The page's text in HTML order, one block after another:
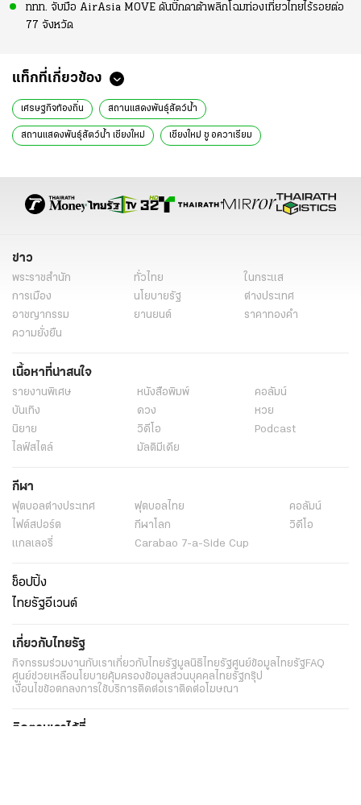
ททท. จับมือ AirAsia MOVE ดันบิ๊กดาต้าพลิกโฉมท่องเที่ยวไทยไร้รอยต่อ
77 จังหวัด
แท็กที่เกี่ยวข้อง
เศรษฐกิจท้องถิ่น สถานแสดงพันธุ์สัตว์น้ำ
สถานแสดงพันธุ์สัตว์น้ำ เชียงใหม่ เชียงใหม่ ซู อควาเรียม
เชียงใหม่ ข่าวทั่วไป
ข่าว
พระราชสำนัก ทั่วไทย
ในกระแส
การเมือง
นโยบายรัฐ
ต่างประเทศ
อาชญากรรม
ยานยนต์
ราคาทองคำ
ความยั่งยืน
เนื้อหาที่น่าสนใจ
รายงานพิเศษ หนังสือพิมพ์
คอลัมน์
บันเทิง
ดวง
หวย
นิยาย
วิดีโอ
Podcast
ไลฟ์สไตล์
มัลติมีเดีย
กีฬา
ฟุตบอลต่่างประเทศ ฟุตบอลไทย
คอลัมน์
ไฟต์สปอร์ต
กีฬาโลก
วิดีโอ
แกลเลอรี่
Carabao 7-a-Side Cup
ช็อปปิ้ง
ไทยรัฐอีเวนต์
เกี่ยวกับไทยรัฐ
กิจกรรมร่วมงานกับเราเกี่ยวกับไทยรัฐมูลนิธิไทยรัฐศูนย์ข้อมูลไทยรัฐFAQ
ศูนย์ช่วยเหลือนโยบายคุ้มครองข้อมูลส่วนบุคคลไทยรัฐกรุ๊ป
เงื่อนไขข้อตกลงการใช้บริการติดต่อเราติดต่อโฆษณา
ติดตามเราได้ที่